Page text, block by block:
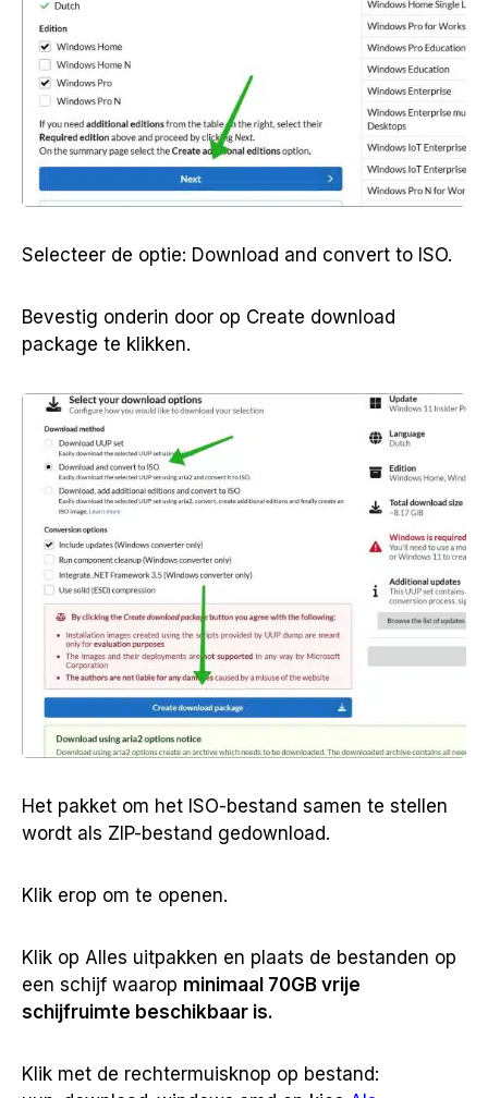
Selecteer de optie: Download and convert to ISO.
Bevestig onderin door op Create download
package te klikken.
Het pakket om het ISO-bestand samen te stellen
wordt als ZIP-bestand gedownload.
Klik erop om te openen.
Klik op Alles uitpakken en plaats de bestanden op
een schijf waarop minimaal 70GB vrije
schijfruimte beschikbaar is.
Klik met de rechtermuisknop op bestand: